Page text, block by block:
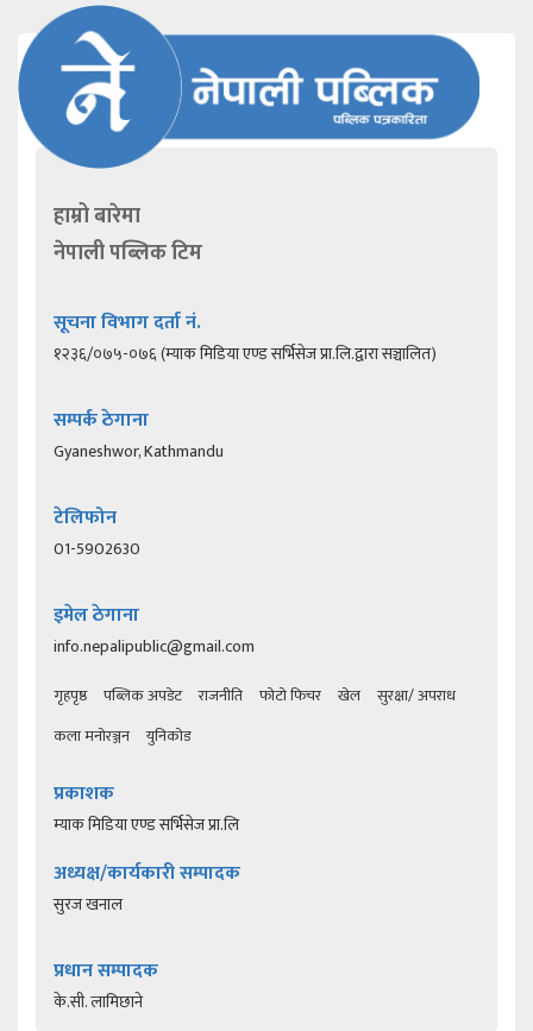
हाम्रो बारेमा
नेपाली पब्लिक टिम
सूचना विभाग दर्ता नं.
१२३६/०७५-०७६ (म्याक मिडिया एण्ड सर्भिसेज प्रा.लि.द्वारा सञ्चालित)
सम्पर्क ठेगाना
Gyaneshwor, Kathmandu
टेलिफोन
01-5902630
इमेल ठेगाना
info.nepalipublic@gmail.com
गृहपृष्ठ पब्लिक अपडेट राजनीति फोटो फिचर खेल
सुरक्षा/ अपराध
कला मनोरञ्जन
युनिकोड
प्रकाशक
म्याक मिडिया एण्ड सर्भिसेज प्रा.लि
अध्यक्ष/कार्यकारी सम्पादक
सुरज खनाल
प्रधान सम्पादक
के.सी. लामिछाने